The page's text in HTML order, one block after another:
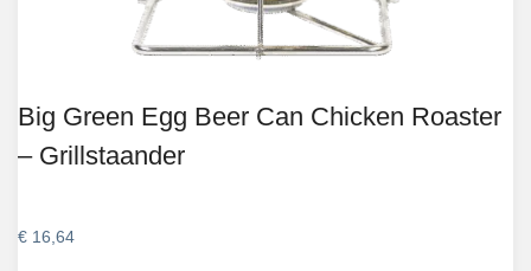
Big Green Egg Beer Can Chicken Roaster
– Grillstaander
€ 16,64